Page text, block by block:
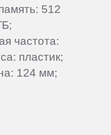
512
частота:
пластик;
124 мм;